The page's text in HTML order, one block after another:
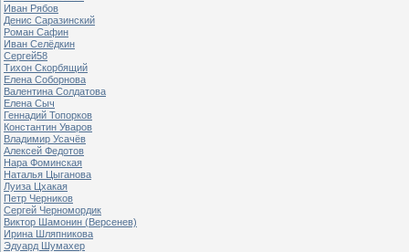
Иван Рябов
Денис Саразинский
Роман Сафин
Иван Селёдкин
Сергей58
Тихон Скорбящий
Елена Соборнова
Валентина Солдатова
Елена Сыч
Геннадий Топорков
Константин Уваров
Владимир Усачёв
Алексей Федотов
Нара Фоминская
Наталья Цыганова
Луиза Цхакая
Петр Черников
Сергей Черномордик
Виктор Шамонин (Версенев)
Ирина Шляпникова
Эдуард Шумахер